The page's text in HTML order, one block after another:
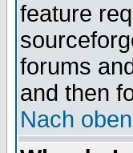
feature
forums
and then
Nach oben